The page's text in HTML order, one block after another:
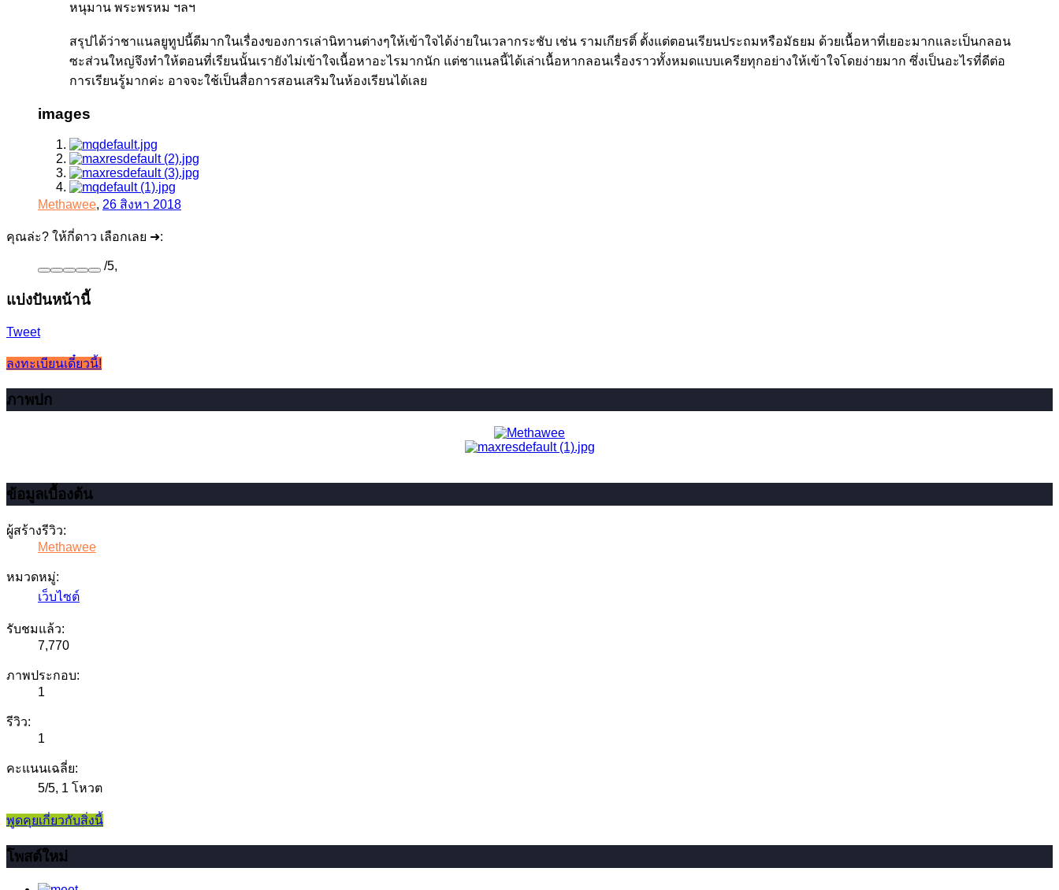
หนุมาน พระพรหม ฯลฯ
สรุปได้ว่าชาแนลยูทูปนี้ดีมากในเรื่องของการเล่านิทานต่างๆให้เข้าใจได้ง่ายในเวลากระชับ เช่น รามเกียรติ์ ตั้งแต่ตอนเรียนประถมหรือมัธยม ด้วยเนื้อหาที่เยอะมากและเป็นกลอน
ซะส่วนใหญ่จึงทำให้ตอนที่เรียนนั้นเรายังไม่เข้าใจเนื้อหาอะไรมากนัก แต่ชาแนลนี้ได้เล่าเนื้อหากลอนเรื่องราวทั้งหมดแบบเครียทุกอย่างให้เข้าใจโดยง่ายมาก ซึ่งเป็นอะไรที่ดีต่อ
การเรียนรู้มากค่ะ อาจจะใช้เป็นสื่อการสอนเสริมในห้องเรียนได้เลย
images
Methawee, 26 สิงหา 2018
คุณล่ะ? ให้กี่ดาว เลือกเลย ➜:
/5,
แบ่งปันหน้านี้
Tweet
ลงทะเบียนเดี๋ยวนี้!
ภาพปก
ข้อมูลเบื้องต้น
ผู้สร้างรีวิว:
Methawee
หมวดหมู่:
เว็บไซต์
รับชมแล้ว:
7,770
ภาพประกอบ:
1
รีวิว:
1
คะแนนเฉลี่ย:
5/5, 1 โหวต
พูดคุยเกี่ยวกับสิ่งนี้
โพสต์ใหม่